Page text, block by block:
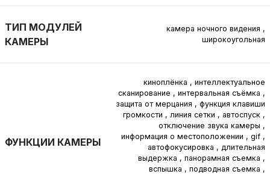
ТИП МОДУЛЕЙ
КАМЕРЫ
камера ночного видения ,
широкоугольная
ФУНКЦИИ КАМЕРЫ
киноплёнка , интеллектуальное
сканирование , интервальная съёмка ,
защита от мерцания , функция клавиши
громкости , линия сетки , автоспуск ,
отключение звука камеры ,
информация о местоположении , gif ,
автофокусировка , длительная
выдержка , панорамная съемка ,
вспышка , подводная съемка ,